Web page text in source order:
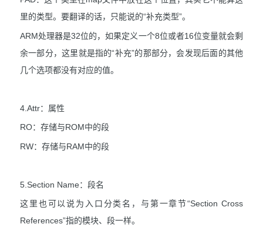
里的类型。要翻译的话，只能说的“补充类型”。
ARM处理器是32位的，如果定义一个8位或者16位变量就会剩
余一部分，这里就是指的“补充”的那部分，会发现后面的其他
几个选项都没有对应的值。
4.Attr：属性
RO：存储与ROM中的段
RW：存储与RAM中的段
5.Section Name：段名
这里也可以说为入口分类名，与第一章节“Section Cross
References”指的模块、段一样。